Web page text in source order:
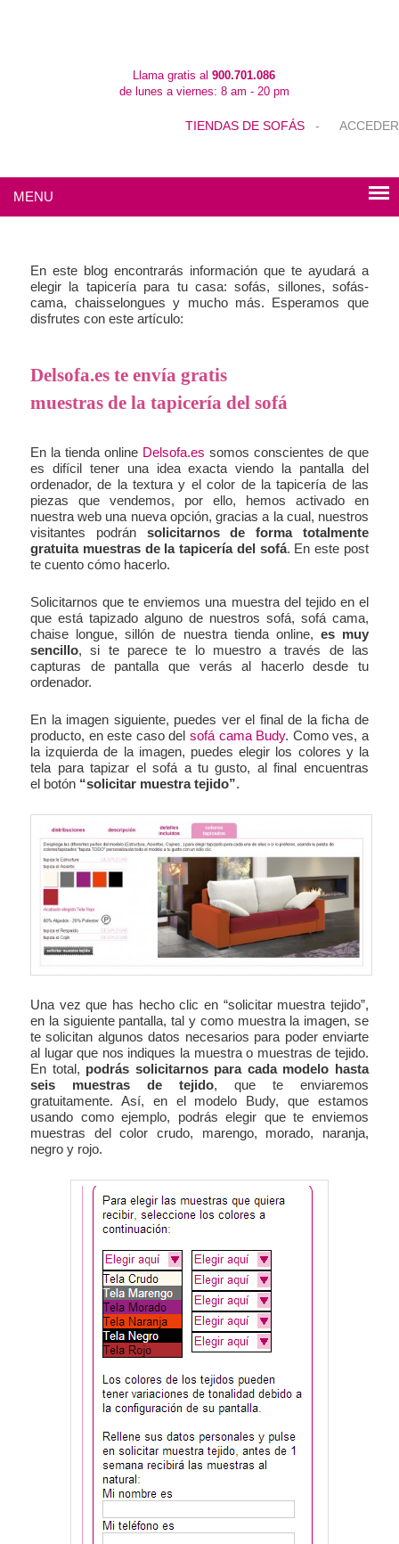
Llama gratis al 900.701.086
de lunes a viernes: 8 am - 20 pm
TIENDAS DE SOFÁS - ACCEDER
MENU
En este blog encontrarás información que te ayudará a
elegir la tapicería para tu casa: sofás, sillones, sofás-
cama, chaisselongues y mucho más. Esperamos que
disfrutes con este artículo:
Delsofa.es te envía gratis
muestras de la tapicería del sofá
En la tienda online Delsofa.es somos conscientes de que
es difícil tener una idea exacta viendo la pantalla del
ordenador, de la textura y el color de la tapicería de las
piezas que vendemos, por ello, hemos activado en
nuestra web una nueva opción, gracias a la cual, nuestros
visitantes podrán solicitarnos de forma totalmente
gratuita muestras de la tapicería del sofá. En este post
te cuento cómo hacerlo.
Solicitarnos que te enviemos una muestra del tejido en el
que está tapizado alguno de nuestros sofá, sofá cama,
chaise longue, sillón de nuestra tienda online, es muy
sencillo, si te parece te lo muestro a través de las
capturas de pantalla que verás al hacerlo desde tu
ordenador.
En la imagen siguiente, puedes ver el final de la ficha de
producto, en este caso del sofá cama Budy. Como ves, a
la izquierda de la imagen, puedes elegir los colores y la
tela para tapizar el sofá a tu gusto, al final encuentras
el botón “solicitar muestra tejido”.
Una vez que has hecho clic en “solicitar muestra tejido”,
en la siguiente pantalla, tal y como muestra la imagen, se
te solicitan algunos datos necesarios para poder enviarte
al lugar que nos indiques la muestra o muestras de tejido.
En total, podrás solicitarnos para cada modelo hasta
seis muestras de tejido, que te enviaremos
gratuitamente. Así, en el modelo Budy, que estamos
usando como ejemplo, podrás elegir que te enviemos
muestras del color crudo, marengo, morado, naranja,
negro y rojo.